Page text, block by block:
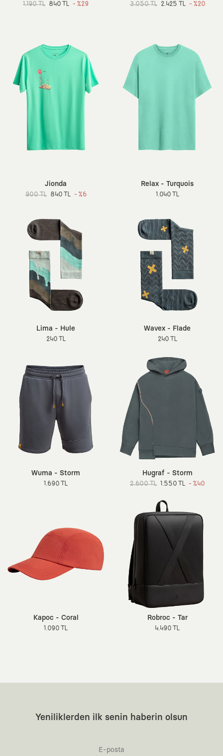
1.190 TL 840 TL - %29 3.050 TL 2.425 TL - %20
Jionda
900 TL 840 TL - %6
Relax - Turquois
1.040 TL
Lima - Hule
240 TL
Wavex - Flade
240 TL
Wuma - Storm
1.690 TL
Hugraf - Storm
2.600 TL 1.550 TL - %40
Kapoc - Coral
1.090 TL
Robroc - Tar
4.490 TL
Yeniliklerden ilk senin haberin olsun